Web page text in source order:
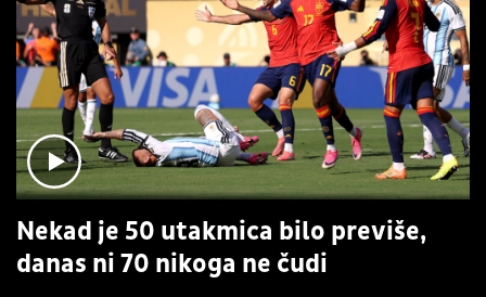
Nekad je 50 utakmica bilo previše,
danas ni 70 nikoga ne čudi